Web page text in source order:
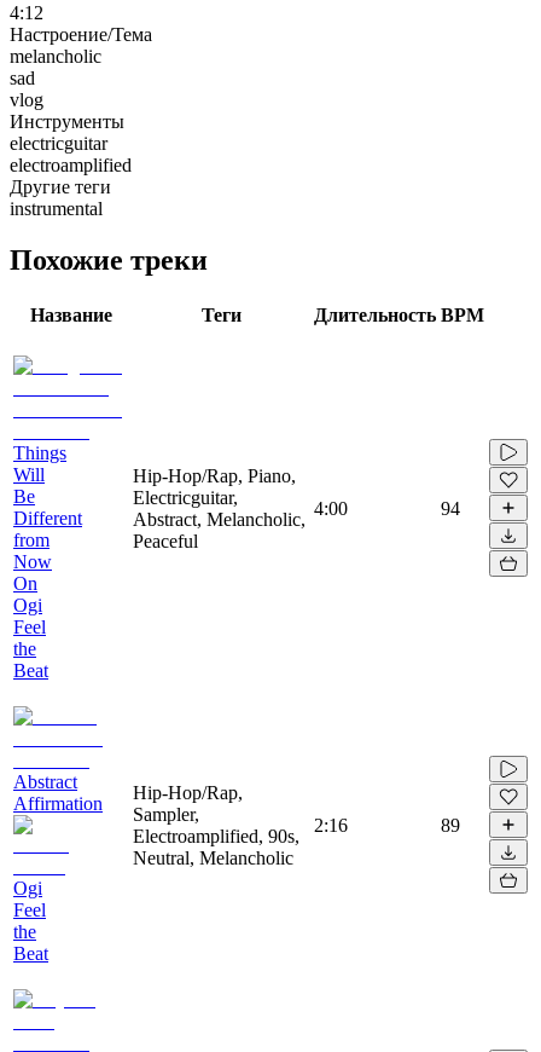
4:12
Настроение/Тема
melancholic
sad
vlog
Инструменты
electricguitar
electroamplified
Другие теги
instrumental
Похожие треки
Название Теги Длительность BPM
Things
Will
Be
Different
from
Now
On
Ogi
Feel
the
Beat
Hip-Hop/Rap, Piano,
Electricguitar,
Abstract, Melancholic,
Peaceful
4:00 94
Abstract
Affirmation
Ogi
Feel
the
Beat
Hip-Hop/Rap,
Sampler,
Electroamplified, 90s,
Neutral, Melancholic
2:16 89